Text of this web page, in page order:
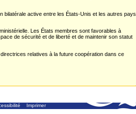
bilatérale active entre les États-Unis et les autres pays
Les États membres sont favorables à
de sécurité et de liberté et de maintenir son statut
relatives à la future coopération dans ce
Imprimer